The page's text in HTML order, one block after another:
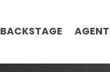
BACKSTAGE